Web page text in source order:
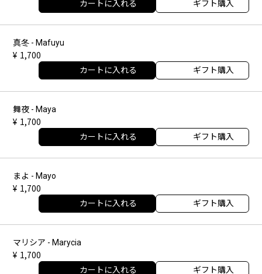
カートに入れる ギフト購入
真冬 - Mafuyu
1,700
カートに入れる ギフト購入
舞夜 - Maya
1,700
カートに入れる ギフト購入
まよ - Mayo
1,700
カートに入れる ギフト購入
マリシア - Marycia
1,700
カートに入れる ギフト購入